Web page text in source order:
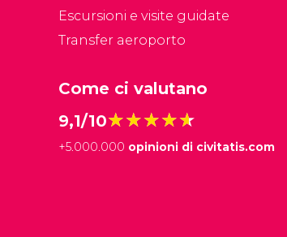
Escursioni e visite guidate
Transfer aeroporto
Come ci valutano
9,1/10★★★★★
★★★★★
+5.000.000 opinioni di civitatis.com